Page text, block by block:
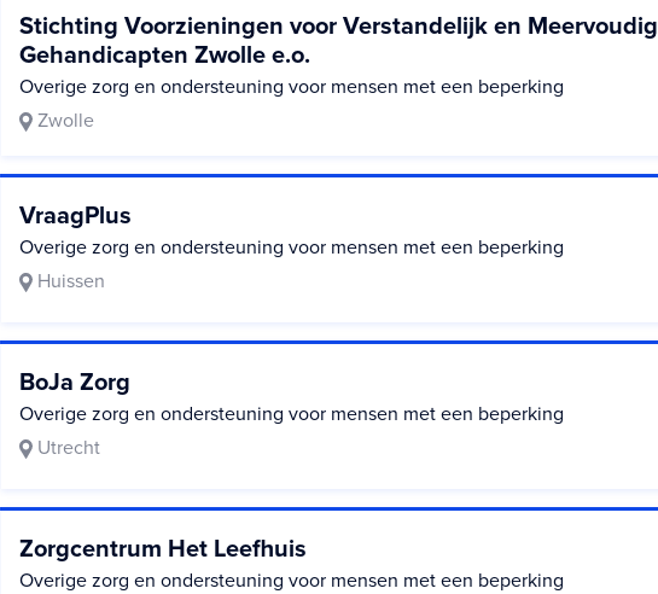
Stichting Voorzieningen voor Verstandelijk en Meervoudig
Gehandicapten Zwolle e.o.
Overige zorg en ondersteuning voor mensen met een beperking
Zwolle
VraagPlus
Overige zorg en ondersteuning voor mensen met een beperking
Huissen
BoJa Zorg
Overige zorg en ondersteuning voor mensen met een beperking
Utrecht
Zorgcentrum Het Leefhuis
Overige zorg en ondersteuning voor mensen met een beperking